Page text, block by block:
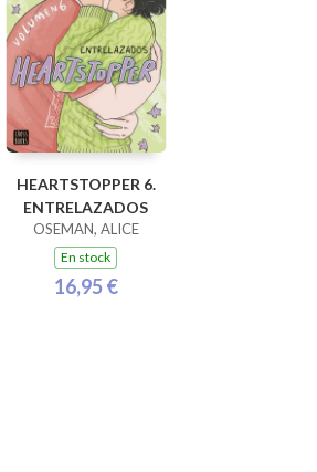
HEARTSTOPPER 6.
ENTRELAZADOS
OSEMAN, ALICE
En stock
16,95 €